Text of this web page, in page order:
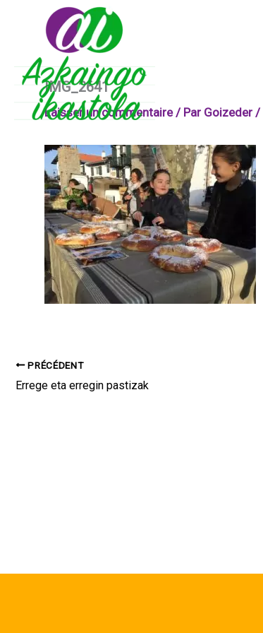
IMG_2641
Laisser un commentaire / Par Goizeder /
PRÉCÉDENT
Errege eta erregin pastizak